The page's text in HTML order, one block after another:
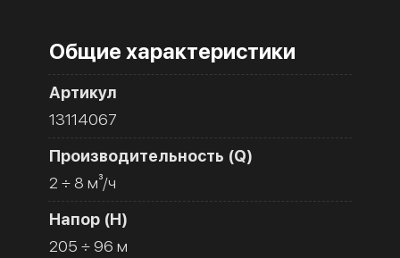
Общие характеристики
Артикул
13114067
Производительность (Q)
2 ÷ 8 м³/ч
Напор (H)
205 ÷ 96 м